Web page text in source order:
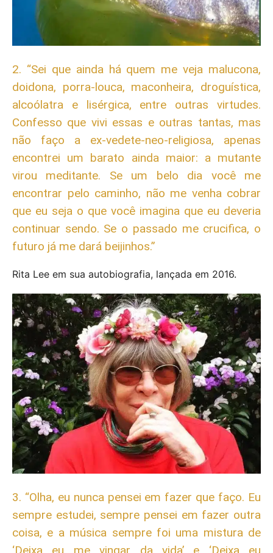
2. “Sei que ainda há quem me veja malucona,
doidona, porra-louca, maconheira, droguística,
alcoólatra e lisérgica, entre outras virtudes.
Confesso que vivi essas e outras tantas, mas
não faço a ex-vedete-neo-religiosa, apenas
encontrei um barato ainda maior: a mutante
virou meditante. Se um belo dia você me
encontrar pelo caminho, não me venha cobrar
que eu seja o que você imagina que eu deveria
continuar sendo. Se o passado me crucifica, o
futuro já me dará beijinhos.”
Rita Lee em sua autobiografia, lançada em 2016.
3. “Olha, eu nunca pensei em fazer que faço. Eu
sempre estudei, sempre pensei em fazer outra
coisa, e a música sempre foi uma mistura de
‘Deixa eu me vingar da vida’ e ‘Deixa eu